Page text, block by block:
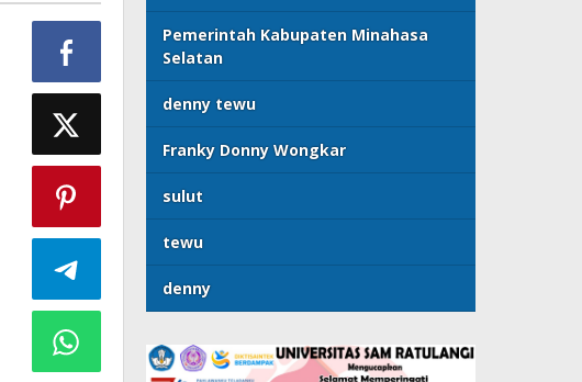
Pemerintah Kabupaten Minahasa
Selatan
denny tewu
Franky Donny Wongkar
sulut
tewu
denny